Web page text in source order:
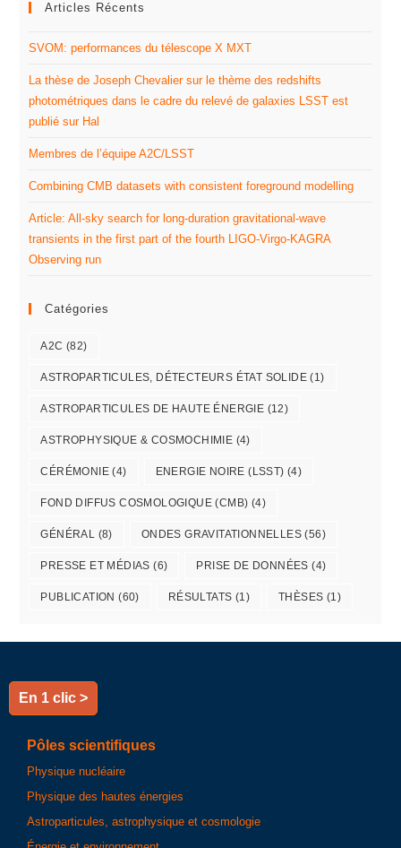
Articles Récents
SVOM: performances du télescope X MXT
La thèse de Joseph Chevalier sur le thème des redshifts
photométriques dans le cadre du relevé de galaxies LSST est
publié sur Hal
Membres de l’équipe A2C/LSST
Combining CMB datasets with consistent foreground modelling
Article: All-sky search for long-duration gravitational-wave
transients in the first part of the fourth LIGO-Virgo-KAGRA
Observing run
Catégories
A2C (82)
ASTROPARTICULES, DÉTECTEURS ÉTAT SOLIDE (1)
ASTROPARTICULES DE HAUTE ÉNERGIE (12)
ASTROPHYSIQUE & COSMOCHIMIE (4)
CÉRÉMONIE (4) ENERGIE NOIRE (LSST) (4)
FOND DIFFUS COSMOLOGIQUE (CMB) (4)
GÉNÉRAL (8) ONDES GRAVITATIONNELLES (56)
PRESSE ET MÉDIAS (6) PRISE DE DONNÉES (4)
PUBLICATION (60) RÉSULTATS (1) THÈSES (1)
En 1 clic >
Pôles scientifiques
Physique nucléaire
Physique des hautes énergies
Astroparticules, astrophysique et cosmologie